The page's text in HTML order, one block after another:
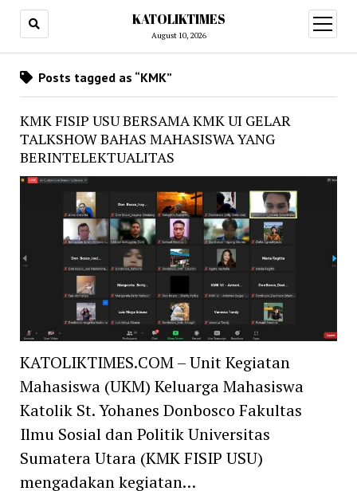
KATOLIKTIMES
August 10, 2026
open
menu
Posts tagged as “KMK”
KMK FISIP USU BERSAMA KMK UI GELAR
TALKSHOW BAHAS MAHASISWA YANG
BERINTELEKTUALITAS
KATOLIKTIMES.COM – Unit Kegiatan
Mahasiswa (UKM) Keluarga Mahasiswa
Katolik St. Yohanes Donbosco Fakultas
Ilmu Sosial dan Politik Universitas
Sumatera Utara (KMK FISIP USU)
mengadakan kegiatan…